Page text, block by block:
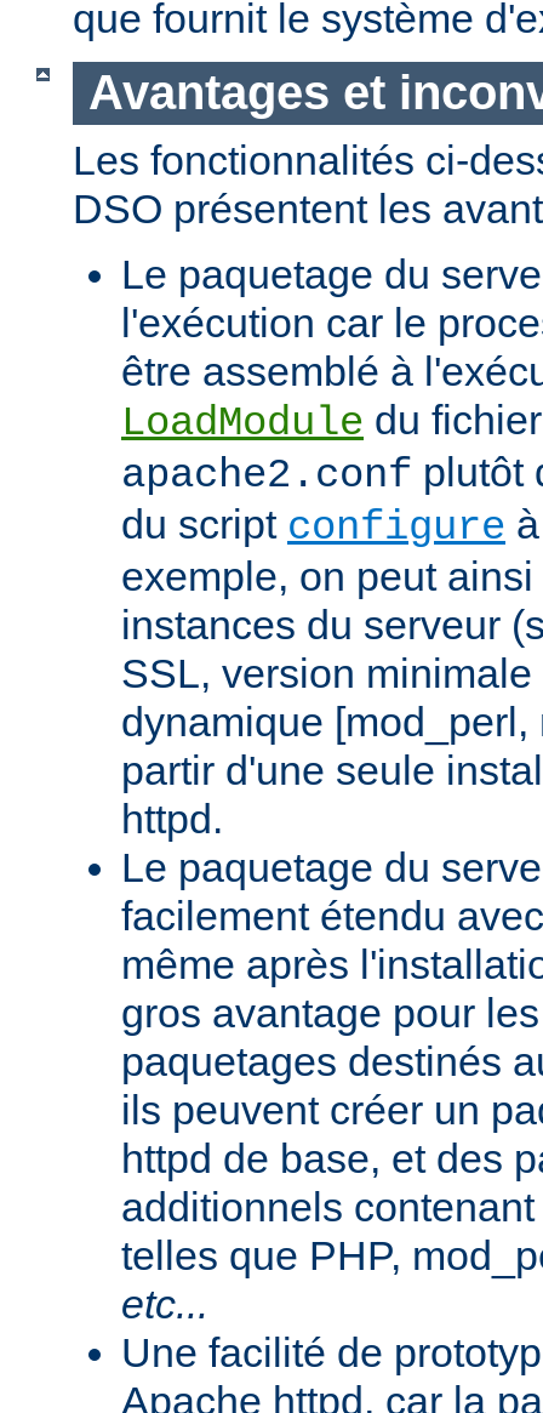
que fournit le système
Avantages et
Les fonctionnalités ci-
DSO présentent les
Le paquetage du
l'exécution car le
être assemblé à
LoadModule du
apache2.conf plutôt
du script configure
exemple, on peut
instances du serveur
SSL, version
dynamique
partir d'une seule
httpd.
Le paquetage du
facilement étendu
même après
gros avantage pour
paquetages destinés
ils peuvent créer un
httpd de base, et des
additionnels
telles que PHP,
etc...
Une facilité de
Apache httpd, car la